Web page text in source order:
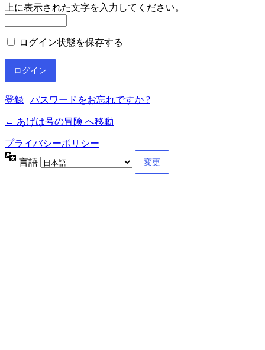
上に表示された文字を入力してください。
ログイン状態を保存する
登録 | パスワードをお忘れですか ?
← あげは号の冒険 へ移動
プライバシーポリシー
言語